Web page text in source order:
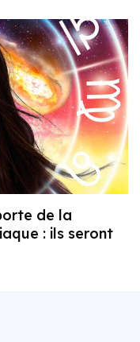
de la
: ils seront